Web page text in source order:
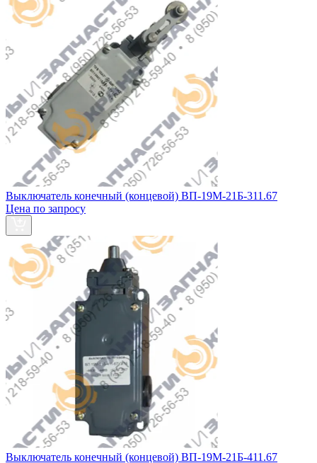
Выключатель конечный (концевой) ВП-19М-21Б-311.67
Цена по запросу
Выключатель конечный (концевой) ВП-19М-21Б-411.67